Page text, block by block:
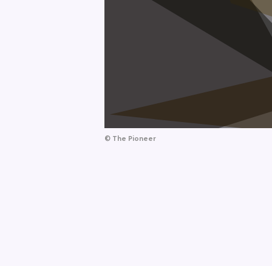
© The Pioneer